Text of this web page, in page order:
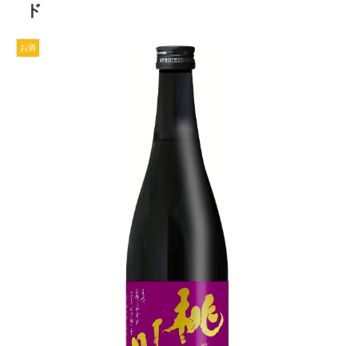
ド
お酒